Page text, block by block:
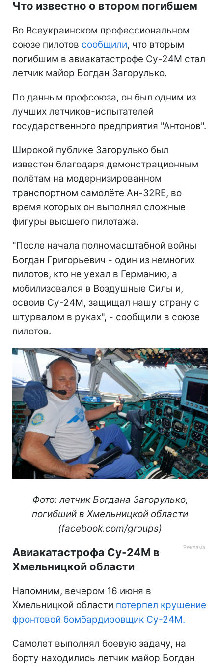
Что известно о втором погибшем
Во Всеукраинском профессиональном
союзе пилотов сообщили, что вторым
погибшим в авиакатастрофе Су-24М стал
летчик майор Богдан Загорулько.
По данным профсоюза, он был одним из
лучших летчиков-испытателей
государственного предприятия "Антонов".
Широкой публике Загорулько был
известен благодаря демонстрационным
полётам на модернизированном
транспортном самолёте Ан-32RE, во
время которых он выполнял сложные
фигуры высшего пилотажа.
"После начала полномасштабной войны
Богдан Григорьевич - один из немногих
пилотов, кто не уехал в Германию, а
мобилизовался в Воздушные Силы и,
освоив Су-24М, защищал нашу страну с
штурвалом в руках", - сообщили в союзе
пилотов.
Фото: летчик Богдана Загорулько,
погибший в Хмельницкой области
(facebook.com/groups)
Авиакатастрофа Су-24М в
Хмельницкой области
Напомним, вечером 16 июня в
Хмельницкой области потерпел крушение
фронтовой бомбардировщик Су-24М.
Самолет выполнял боевую задачу, на
борту находились летчик майор Богдан